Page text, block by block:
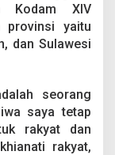
Kodam XIV
provinsi yaitu
dan Sulawesi
seorang
saya tetap
rakyat dan
rakyat,